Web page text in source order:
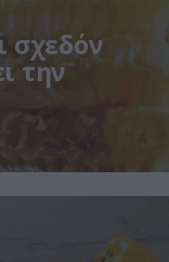
σχεδόν
την